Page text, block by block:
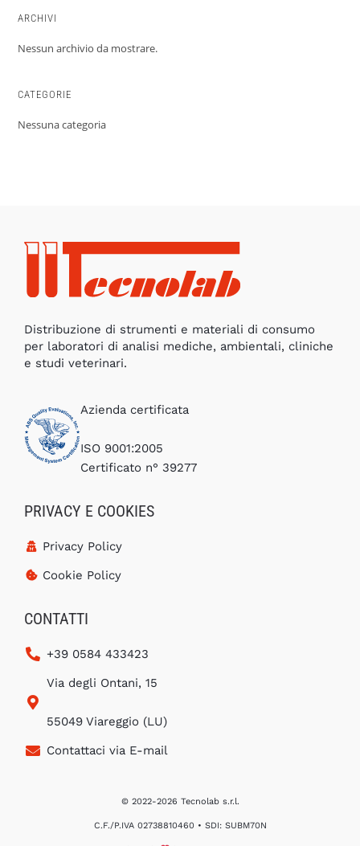
ARCHIVI
Nessun archivio da mostrare.
CATEGORIE
Nessuna categoria
Distribuzione di strumenti e materiali di consumo
per laboratori di analisi mediche, ambientali, cliniche
e studi veterinari.
Azienda certificata
ISO 9001:2005
Certificato n° 39277
PRIVACY E COOKIES
Privacy Policy
Cookie Policy
CONTATTI
+39 0584 433423
Via degli Ontani, 15
55049 Viareggio (LU)
Contattaci via E-mail
© 2022-2026 Tecnolab s.r.l.
C.F./P.IVA 02738810460 • SDI: SUBM70N